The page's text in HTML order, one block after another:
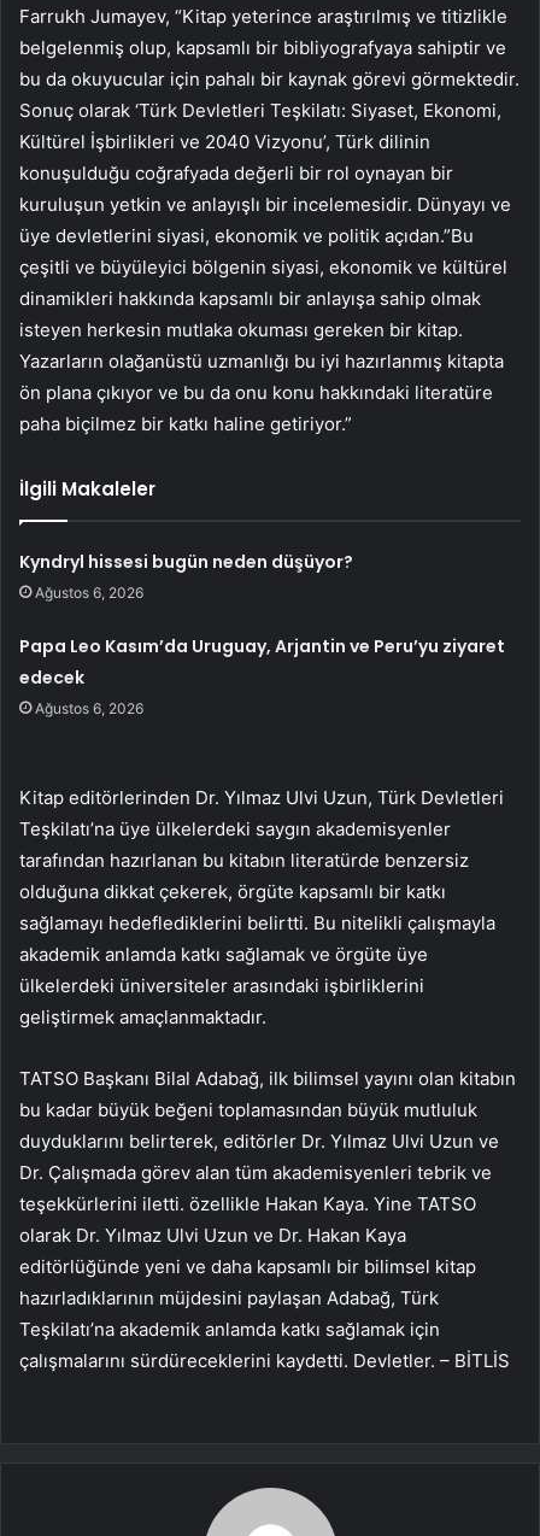
Farrukh Jumayev, “Kitap yeterince araştırılmış ve titizlikle
belgelenmiş olup, kapsamlı bir bibliyografyaya sahiptir ve
bu da okuyucular için pahalı bir kaynak görevi görmektedir.
Sonuç olarak ‘Türk Devletleri Teşkilatı: Siyaset, Ekonomi,
Kültürel İşbirlikleri ve 2040 Vizyonu’, Türk dilinin
konuşulduğu coğrafyada değerli bir rol oynayan bir
kuruluşun yetkin ve anlayışlı bir incelemesidir. Dünyayı ve
üye devletlerini siyasi, ekonomik ve politik açıdan.”Bu
çeşitli ve büyüleyici bölgenin siyasi, ekonomik ve kültürel
dinamikleri hakkında kapsamlı bir anlayışa sahip olmak
isteyen herkesin mutlaka okuması gereken bir kitap.
Yazarların olağanüstü uzmanlığı bu iyi hazırlanmış kitapta
ön plana çıkıyor ve bu da onu konu hakkındaki literatüre
paha biçilmez bir katkı haline getiriyor.”
İlgili Makaleler
Kyndryl hissesi bugün neden düşüyor?
Ağustos 6, 2026
Papa Leo Kasım’da Uruguay, Arjantin ve Peru’yu ziyaret
edecek
Ağustos 6, 2026
Kitap editörlerinden Dr. Yılmaz Ulvi Uzun, Türk Devletleri
Teşkilatı’na üye ülkelerdeki saygın akademisyenler
tarafından hazırlanan bu kitabın literatürde benzersiz
olduğuna dikkat çekerek, örgüte kapsamlı bir katkı
sağlamayı hedeflediklerini belirtti. Bu nitelikli çalışmayla
akademik anlamda katkı sağlamak ve örgüte üye
ülkelerdeki üniversiteler arasındaki işbirliklerini
geliştirmek amaçlanmaktadır.
TATSO Başkanı Bilal Adabağ, ilk bilimsel yayını olan kitabın
bu kadar büyük beğeni toplamasından büyük mutluluk
duyduklarını belirterek, editörler Dr. Yılmaz Ulvi Uzun ve
Dr. Çalışmada görev alan tüm akademisyenleri tebrik ve
teşekkürlerini iletti. özellikle Hakan Kaya. Yine TATSO
olarak Dr. Yılmaz Ulvi Uzun ve Dr. Hakan Kaya
editörlüğünde yeni ve daha kapsamlı bir bilimsel kitap
hazırladıklarının müjdesini paylaşan Adabağ, Türk
Teşkilatı’na akademik anlamda katkı sağlamak için
çalışmalarını sürdüreceklerini kaydetti. Devletler. – BİTLİS